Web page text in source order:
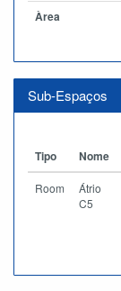
Àrea
Sub-Espaços
Tipo Nome
Room
Átrio
C5